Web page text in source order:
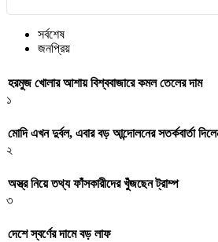
সর্বশেষ
জনপ্রিয়
হরমুজ খোলার আশায় বিশ্ববাজারে কমল তেলের দাম
১
মোদি এখন দুর্বল, এবার বড় আন্দোলনের সতর্কবার্তা
২
অস্ত্র নিয়ে তথ্য ফাঁসকারীদের খুঁজছেন ট্রাম্প
৩
দেশে স্বর্ণের দামে বড় লাফ